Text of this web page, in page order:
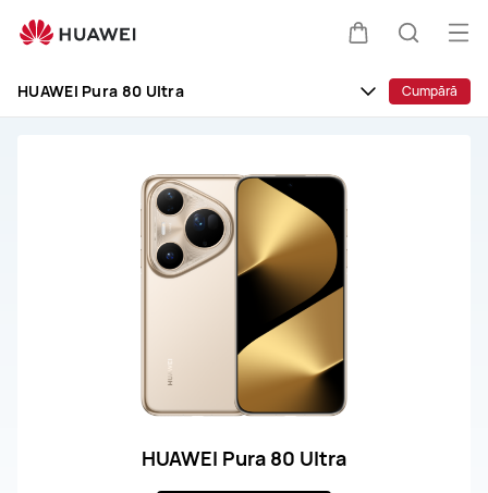
pentru
HUAWEI Pura 80 Ultra Cumpără
HUAWEI Pura 80 Ultra